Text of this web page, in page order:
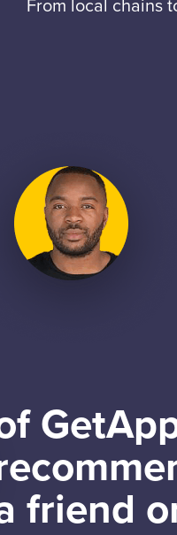
From local chains
friend